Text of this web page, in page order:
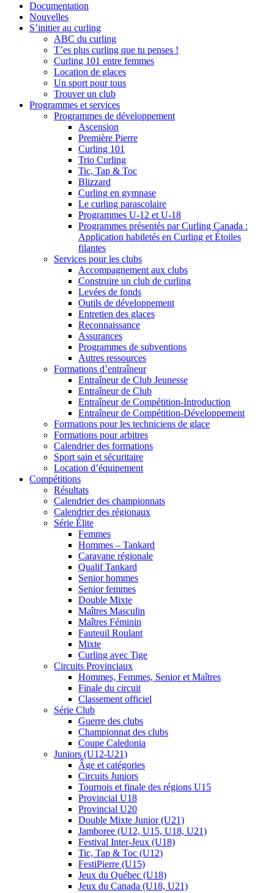
Documentation
Nouvelles
S’initier au curling
ABC du curling
T’es plus curling que tu penses !
Curling 101 entre femmes
Location de glaces
Un sport pour tous
Trouver un club
Programmes et services
Programmes de développement
Ascension
Première Pierre
Curling 101
Trio Curling
Tic, Tap & Toc
Blizzard
Curling en gymnase
Le curling parascolaire
Programmes U-12 et U-18
Programmes présentés par Curling Canada :
Application habiletés en Curling et Étoiles
filantes
Services pour les clubs
Accompagnement aux clubs
Construire un club de curling
Levées de fonds
Outils de développement
Entretien des glaces
Reconnaissance
Assurances
Programmes de subventions
Autres ressources
Formations d’entraîneur
Entraîneur de Club Jeunesse
Entraîneur de Club
Entraîneur de Compétition-Introduction
Entraîneur de Compétition-Développement
Formations pour les techniciens de glace
Formations pour arbitres
Calendrier des formations
Sport sain et sécuritaire
Location d’équipement
Compétitions
Résultats
Calendrier des championnats
Calendrier des régionaux
Série Élite
Femmes
Hommes – Tankard
Caravane régionale
Qualif Tankard
Senior hommes
Senior femmes
Double Mixte
Maîtres Masculin
Maîtres Féminin
Fauteuil Roulant
Mixte
Curling avec Tige
Circuits Provinciaux
Hommes, Femmes, Senior et Maîtres
Finale du circuit
Classement officiel
Série Club
Guerre des clubs
Championnat des clubs
Coupe Caledonia
Juniors (U12-U21)
Âge et catégories
Circuits Juniors
Tournois et finale des régions U15
Provincial U18
Provincial U20
Double Mixte Junior (U21)
Jamboree (U12, U15, U18, U21)
Festival Inter-Jeux (U18)
Tic, Tap & Toc (U12)
FestiPierre (U15)
Jeux du Québec (U18)
Jeux du Canada (U18, U21)